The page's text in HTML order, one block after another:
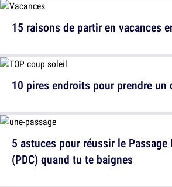
15 raisons de partir en vacances
5 astuces pour réussir le Passage
(PDC) quand tu te baignes
10 pires endroits pour prendre un